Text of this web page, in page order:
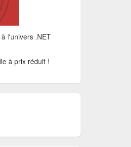
l'univers .NET
à prix réduit !